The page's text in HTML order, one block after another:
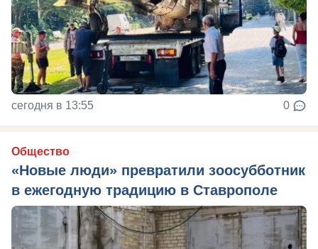
сегодня в 13:55 0
Общество
«Новые люди» превратили зоосубботник
в ежегодную традицию в Ставрополе